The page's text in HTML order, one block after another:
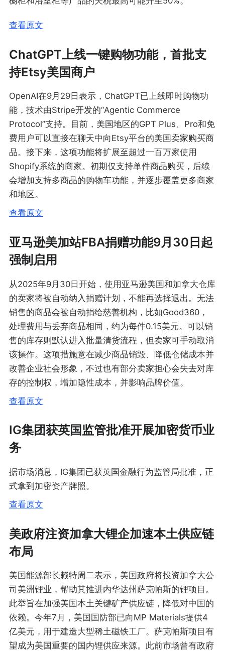
查看原文
ChatGPT上线一键购物功能，首批支
持Etsy美国商户
OpenAI在9月29日表示，ChatGPT已上线即时购物功
能，技术由Stripe开发的“Agentic Commerce
Protocol”支持。目前，美国地区的GPT Plus、Pro和免
费用户可以直接在聊天中向Etsy平台的美国卖家购买商
品。接下来，这项功能将扩展至超过一百万家使用
Shopify系统的商家。初期仅支持单件商品购买，后续
会增加支持多商品的购物车功能，并逐步覆盖更多商家
和地区。
查看原文
亚马逊美加站FBA捐赠功能9月30日起
强制启用
从2025年9月30日开始，使用亚马逊美国和加拿大仓库
的卖家将被自动纳入捐赠计划，不能再选择退出。无法
销售的商品会被自动捐给慈善机构，比如Good360，
处理费用与丢弃商品相同，约为每件0.15美元。可以销
售的库存则默认进入批量清货流程，但卖家可手动取消
该操作。这项措施意在减少商品销毁、降低仓储成本并
改善企业社会形象，不过也有部分卖家担心会失去对库
存的控制权，增加隐性成本，并影响品牌价值。
查看原文
IG集团获英国监管批准开展加密货币业
务
据市场消息，IG集团已获英国金融行为监管局批准，正
式拿到加密资产牌照。
查看原文
美政府注资加拿大锂企加速本土供应链
布局
美国能源部长赖特周二表示，美国政府将投资加拿大公
司美洲锂业，帮助其推进内华达州萨克帕斯的锂项目。
此举旨在加强美国本土关键矿产供应链，降低对中国的
依赖。今年7月，美国国防部已向MP Materials提供4
亿美元，用于建造大型稀土磁铁工厂。萨克帕斯项目有
望成为美国重要的国内锂供应来源。此前市场曾有政府